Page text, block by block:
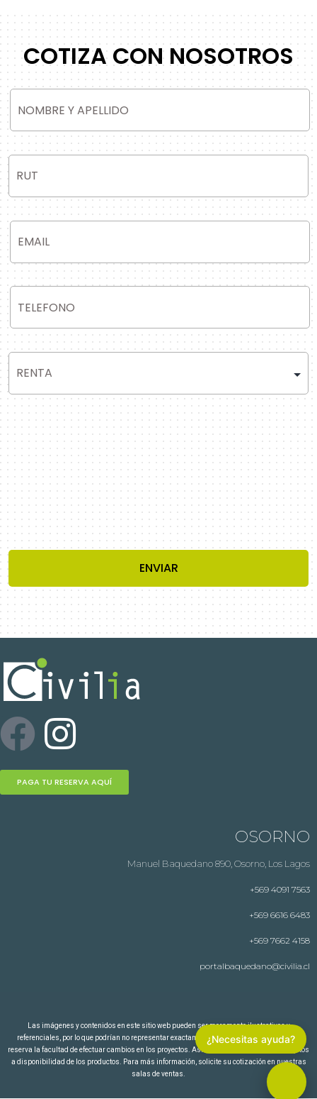
COTIZA CON NOSOTROS
PAGA TU RESERVA AQUÍ
OSORNO
Manuel Baquedano 890, Osorno, Los Lagos
+569 4091 7563
+569 6616 6483
+569 7662 4158
portalbaquedano@civilia.cl
Las imágenes y contenidos en este sitio web pueden ser meramente ilustrativos y
referenciales, por lo que podrían no representar exactamente la realidad. La empresa se
reserva la facultad de efectuar cambios en los proyectos. Asimismo, los precios están sujetos
a disponibilidad de los productos. Para más información, solicite su cotización en nuestras
salas de ventas.
¿Necesitas ayuda?